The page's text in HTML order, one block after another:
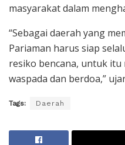
masyarakat dalam
“Sebagai daerah yang
Pariaman harus siap
resiko bencana, untuk
waspada dan berdoa,”
Tags: Daerah